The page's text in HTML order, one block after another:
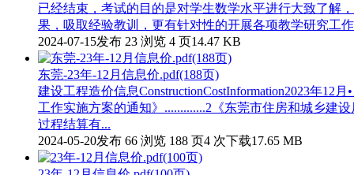
已经结束，考试的目的是对学生数学水平进行大致了解
果，吸取经验教训，更有针对性的开展各项教学研究工
2024-07-15发布 23 浏览 4 页14.47 KB
东莞-23年-12月信息价.pdf(188页)
建设工程造价信息ConstructionCostInformation2023年
工作实施方案的通知》.............2《东莞市住房和城乡建设
过程结算有...
2024-05-20发布 66 浏览 188 页4 次下载17.65 MB